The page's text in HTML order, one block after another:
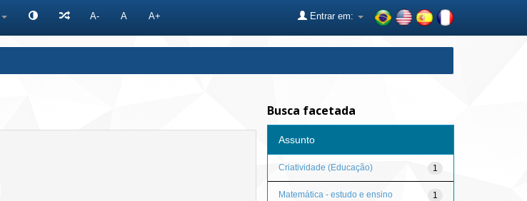
A- A A+ Entrar em:
Busca facetada
Assunto
1
Criatividade (Educação)
1
Matemática - estudo e ensino